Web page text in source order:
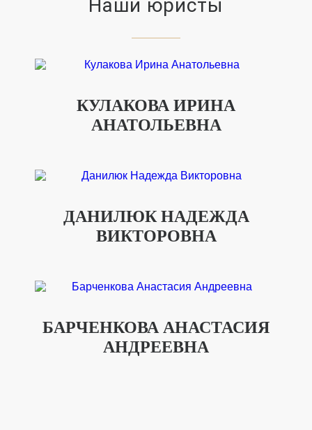
Наши юристы
КУЛАКОВА ИРИНА
АНАТОЛЬЕВНА
ДАНИЛЮК НАДЕЖДА
ВИКТОРОВНА
БАРЧЕНКОВА АНАСТАСИЯ
АНДРЕЕВНА